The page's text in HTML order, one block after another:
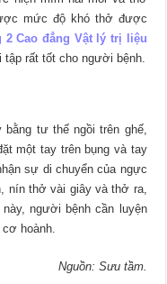
mức độ khó thở được
2 Cao đẳng Vật lý trị liệu
tập rất tốt cho người bệnh.
bằng tư thế ngồi trên ghế,
một tay trên bụng và tay
sự di chuyển của ngực
nín thở vài giây và thở ra,
người bệnh cần luyện
hoành.
Nguồn: Sưu tầm.